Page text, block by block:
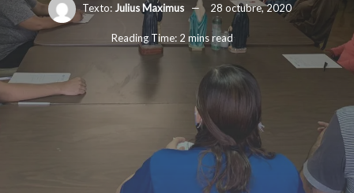
Texto: Julius Maximus 28 octubre, 2020
Reading Time: 2 mins read